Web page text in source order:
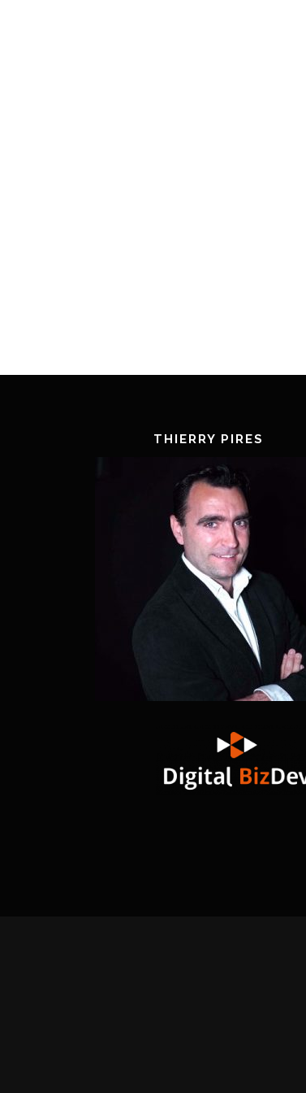
THIERRY PIRES